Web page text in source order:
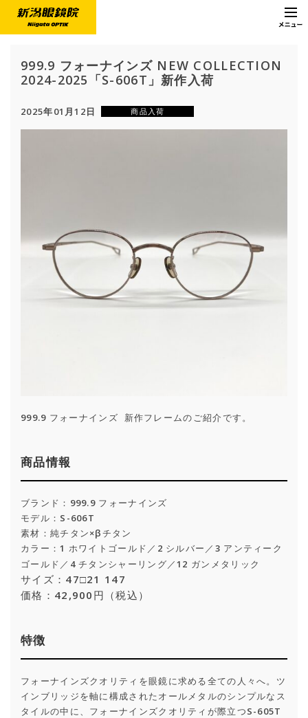
999.9 フォーナインズ NEW COLLECTION
2024-2025「S-606T」新作入荷
2025年01月12日 商品入荷
999.9 フォーナインズ 新作フレームのご紹介です。
商品情報
ブランド：999.9 フォーナインズ
モデル：S-606T
素材：純チタン×βチタン
カラー：1 ホワイトゴールド／2 シルバー／3 アンティーク
ゴールド／4 チタンシャーリング／12 ガンメタリック
サイズ：47□21 147
価格：42,900円（税込）
特徴
フォーナインズクオリティを眼鏡に求める全ての人々へ。ツ
インブリッジを軸に構成されたオールメタルのシンプルなス
タイルの中に、フォーナインズクオリティが際立つS-605T